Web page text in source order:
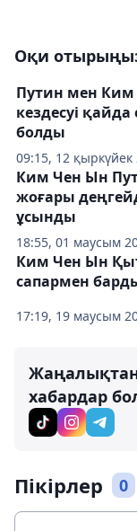
Оқи
09:15, 12 қыркүйек
Путин мен
кездесуі қайда
болды
18:55, 01 маусым
Ким Чен Ын
жоғары
ұсынды
17:19, 19 маусым
Ким Чен Ын
сапармен
хабардар
Пікірлер 0